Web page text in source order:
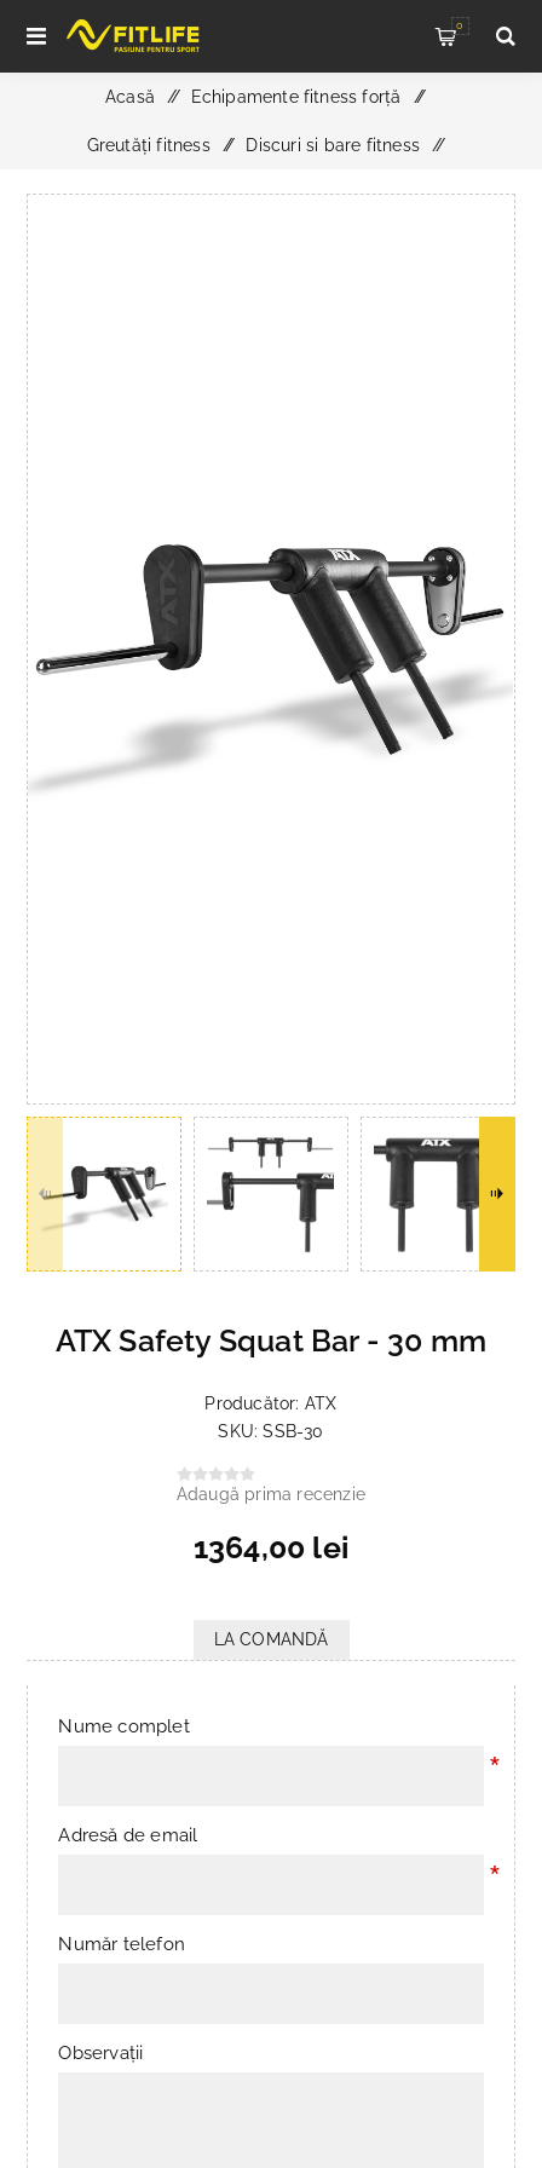
0
Acasă / Echipamente fitness forță /
Greutăți fitness / Discuri si bare fitness /
ATX Safety Squat Bar - 30 mm
ATX Safety Squat Bar - 30 mm
Producător: ATX
SKU: SSB-30
Adaugă prima recenzie
1364,00 lei
LA COMANDĂ
Nume complet
*
Adresă de email
*
Număr telefon
Observații